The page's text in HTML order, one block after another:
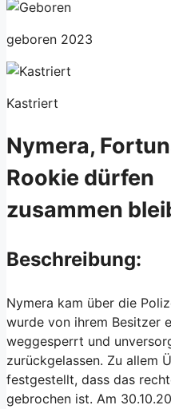
geboren 2023
Kastriert
Nymera,
Rookie dürfen
zusammen
Beschreibung:
Nymera kam über die
wurde von ihrem Besitzer
weggesperrt und
zurückgelassen. Zu allem
festgestellt, dass das
gebrochen ist. Am